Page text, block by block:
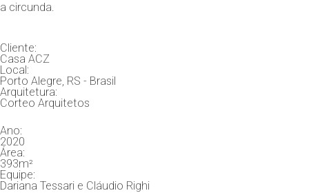
a circunda.
Cliente:
Casa ACZ
Local:
Porto Alegre, RS - Brasil
Arquitetura:
Corteo Arquitetos
Ano:
2020
Área:
393m²
Equipe:
Dariana Tessari e Cláudio Righi